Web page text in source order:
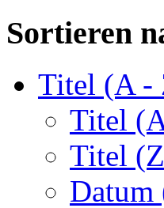
Sortieren
Titel (A -
Titel
Titel
Datum